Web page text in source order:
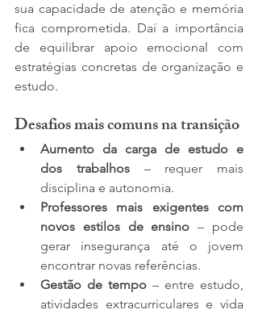
sua capacidade de atenção e memória
fica comprometida. Daí a importância
de equilibrar apoio emocional com
estratégias concretas de organização e
estudo.
Desafios mais comuns na transição
Aumento da carga de estudo e
dos trabalhos – requer mais
disciplina e autonomia.
Professores mais exigentes com
novos estilos de ensino – pode
gerar insegurança até o jovem
encontrar novas referências.
Gestão de tempo – entre estudo,
atividades extracurriculares e vida